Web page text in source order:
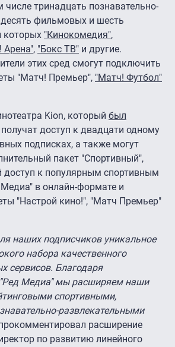
числе тринадцать познавательно-
фильмовых и шесть
которых "Кинокомедия",
Арена", "Бокс ТВ" и другие.
этих сред смогут подключить
"Матч! Премьер", "Матч! Футбол"
Kion, который был
получат доступ к двадцати одному
подписках, а также могут
пакет "Спортивный",
к популярным спортивным
в онлайн-формате и
"Настрой кино!", "Матч Премьер"
наших подписчиков уникальное
набора качественного
сервисов. Благодаря
"Ред Медиа" мы расширяем наши
спортивными,
развлекательными
расширение
по развитию линейного